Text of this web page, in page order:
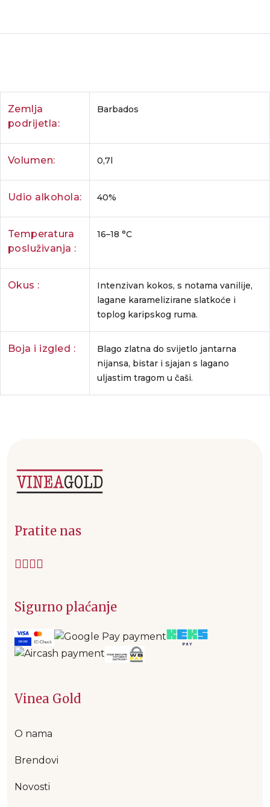
Zemlja
podrijetla:
Barbados
Volumen: 0,7l
Udio alkohola: 40%
Temperatura
posluživanja :
16–18 °C
Okus :
Intenzivan kokos, s notama vanilije,
lagane karamelizirane slatkoće i
toplog karipskog ruma.
Boja i izgled :
Blago zlatna do svijetlo jantarna
nijansa, bistar i sjajan s lagano
uljastim tragom u čaši.
Pratite nas
Sigurno plaćanje
Vinea Gold
O nama
Brendovi
Novosti